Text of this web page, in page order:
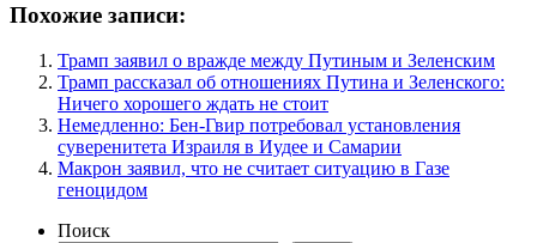
Похожие записи:
Трамп заявил о вражде между Путиным и Зеленским
Трамп рассказал об отношениях Путина и Зеленского:
Ничего хорошего ждать не стоит
Немедленно: Бен-Гвир потребовал установления
суверенитета Израиля в Иудее и Самарии
Макрон заявил, что не считает ситуацию в Газе
геноцидом
Поиск